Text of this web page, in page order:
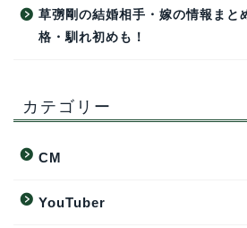
草彅剛の結婚相手・嫁の情報まと
格・馴れ初めも！
カテゴリー
CM
YouTuber